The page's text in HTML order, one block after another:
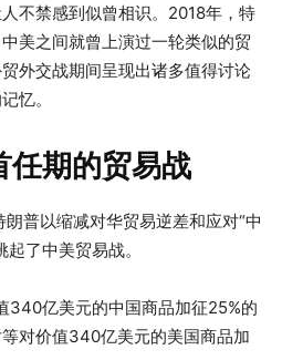
不禁感到似曾相识。2018年，特
美之间就曾上演过一轮类似的贸
外交战期间呈现出诸多值得讨论
忆。
任期的贸易战
普以缩减对华贸易逆差和应对“中
了中美贸易战。
340亿美元的中国商品加征25%的
对价值340亿美元的美国商品加